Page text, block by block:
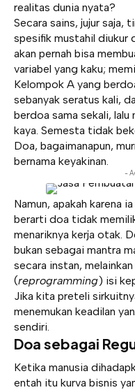
realitas dunia nyata?
Secara sains, jujur saja,
spesifik mustahil diukur
akan pernah bisa
variabel yang kaku;
Kelompok A yang
sebanyak seratus kali,
berdoa sama sekali,
kaya. Semesta tidak
Doa, bagaimanapun,
bernama keyakinan.
-
Namun, apakah karena
berarti doa tidak
menariknya kerja otak.
bukan sebagai mantra
secara instan,
(reprogramming) isi
Jika kita preteli
menemukan keadilan
sendiri.
Doa sebagai
Ketika manusia
entah itu kurva bisnis